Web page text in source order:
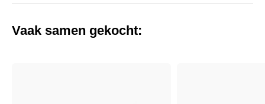
Vaak samen gekocht: